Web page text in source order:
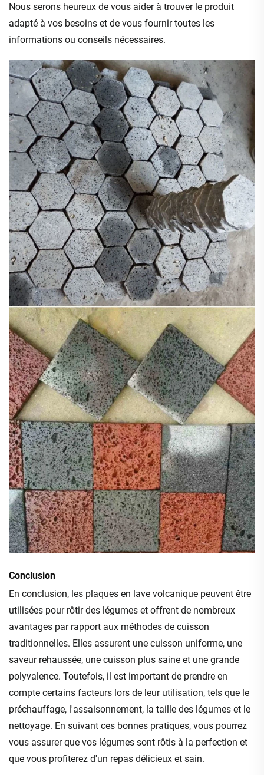
Nous serons heureux de vous aider à trouver le produit
adapté à vos besoins et de vous fournir toutes les
informations ou conseils nécessaires.
Conclusion
En conclusion, les plaques en lave volcanique peuvent être
utilisées pour rôtir des légumes et offrent de nombreux
avantages par rapport aux méthodes de cuisson
traditionnelles. Elles assurent une cuisson uniforme, une
saveur rehaussée, une cuisson plus saine et une grande
polyvalence. Toutefois, il est important de prendre en
compte certains facteurs lors de leur utilisation, tels que le
préchauffage, l'assaisonnement, la taille des légumes et le
nettoyage. En suivant ces bonnes pratiques, vous pourrez
vous assurer que vos légumes sont rôtis à la perfection et
que vous profiterez d'un repas délicieux et sain.